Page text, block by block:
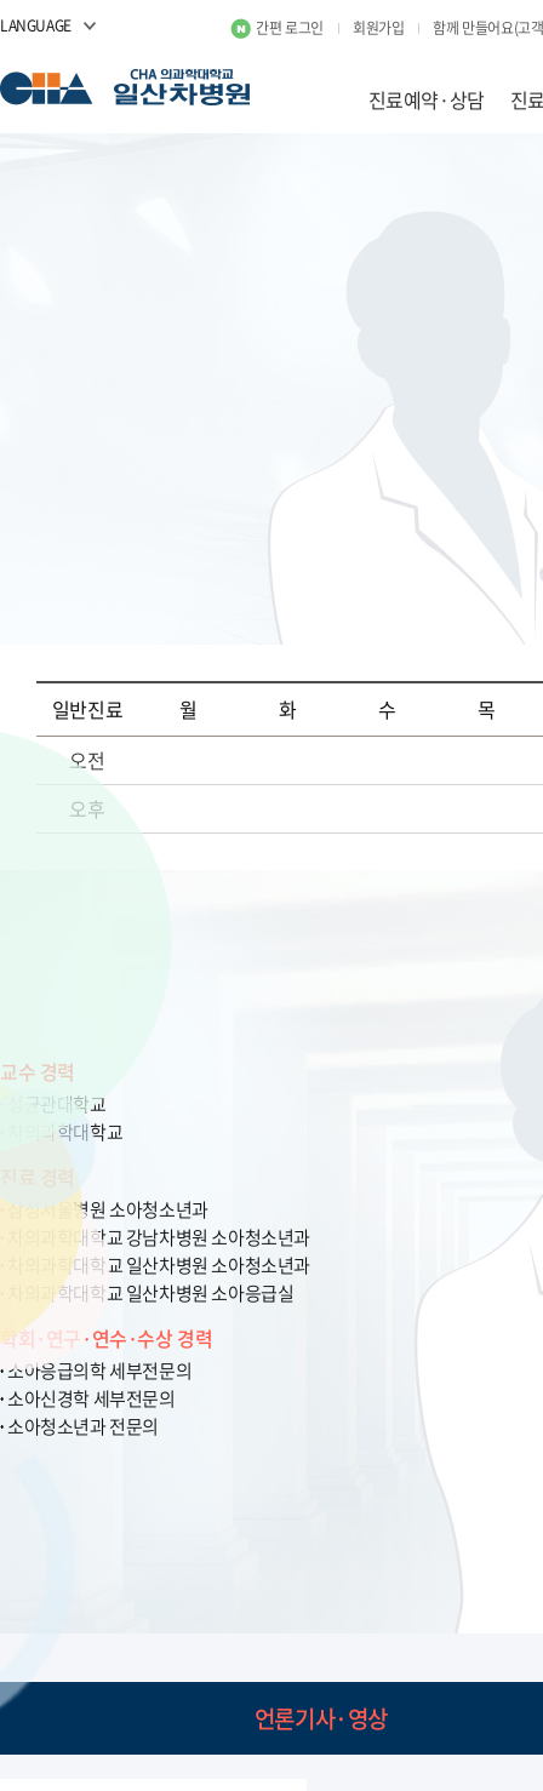
LANGUAGE 간편 로그인 회원가입 함께 만들어요(고
진료예약·상담 진
일반진료 월 화 수
목
오전
오후
교수 경력
성균관대학교
차의과학대학교
삼성서울병원 소아청소년과
차의과학대학교 강남차병원 소아청소년과
차의과학대학교 일산차병원 소아청소년과
차의과학대학교 일산차병원 소아응급실
학회·연구·연수·수상 경력
소아응급의학 세부전문의
소아신경학 세부전문의
소아청소년과 전문의
언론기사·영상